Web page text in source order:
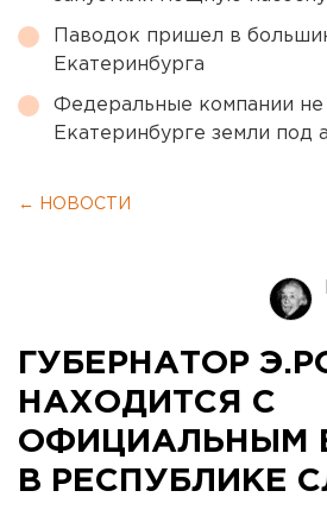
Паводок пришел в
Екатеринбурга
Федеральные компании не
Екатеринбурге земли под
← НОВОСТИ
ГУБЕРНАТОР
НАХОДИТСЯ С
ОФИЦИАЛЬНЫМ
В РЕСПУБЛИКЕ